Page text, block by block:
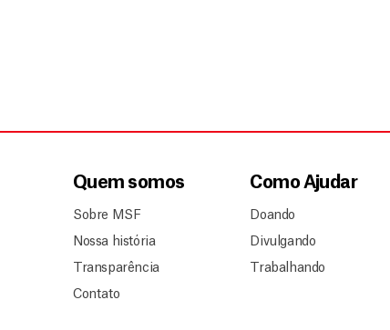
Quem somos
Sobre MSF
Nossa história
Transparência
Contato
Como Ajudar
Doando
Divulgando
Trabalhando